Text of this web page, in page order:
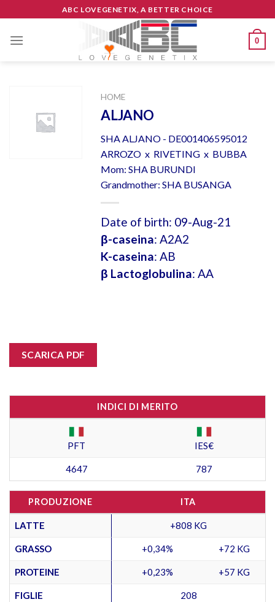
to
content
ABC LOVEGENETIX, A BETTER CHOICE
0
HOME
ALJANO
SHA ALJANO - DE001406595012
ARROZO x RIVETING x BUBBA
Mom: SHA BURUNDI
Grandmother: SHA BUSANGA
Date of birth: 09-Aug-21
β-caseina: A2A2
K-caseina: AB
β Lactoglobulina: AA
SCARICA PDF
INDICI DI MERITO
PFT IES€
4647 787
PRODUZIONE ITA
LATTE +808 KG
GRASSO +0,34% +72 KG
PROTEINE +0,23% +57 KG
FIGLIE 208